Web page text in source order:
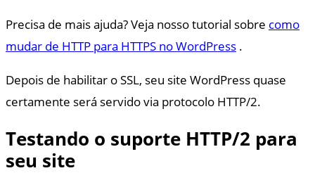
Precisa de mais ajuda? Veja nosso tutorial sobre como
mudar de HTTP para HTTPS no WordPress .
Depois de habilitar o SSL, seu site WordPress quase
certamente será servido via protocolo HTTP/2.
Testando o suporte HTTP/2 para
seu site